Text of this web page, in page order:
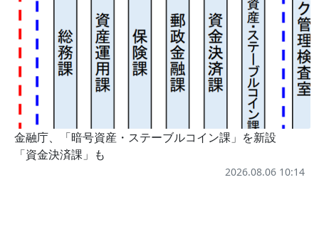
金融庁、「暗号資産・ステーブルコイン課」を新設
「資金決済課」も
2026.08.06 10:14